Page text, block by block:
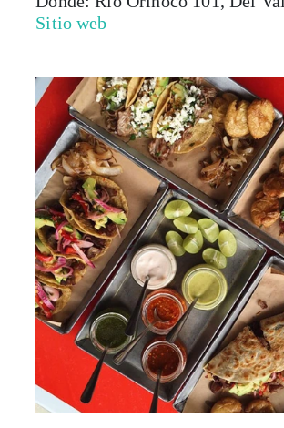
Sitio web